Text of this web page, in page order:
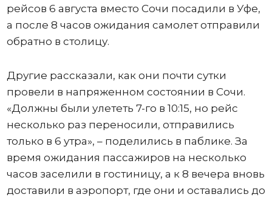
рейсов 6 августа вместо Сочи посадили в Уфе,
а после 8 часов ожидания самолет отправили
обратно в столицу.
Другие рассказали, как они почти сутки
провели в напряженном состоянии в Сочи.
«Должны были улететь 7-го в 10:15, но рейс
несколько раз переносили, отправились
только в 6 утра», – поделились в паблике. За
время ожидания пассажиров на несколько
часов заселили в гостиницу, а к 8 вечера вновь
доставили в аэропорт, где они и оставались до